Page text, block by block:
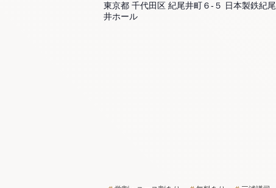
東京都 千代田区 紀尾井町６-５ 日本製鉄紀尾
井ホール